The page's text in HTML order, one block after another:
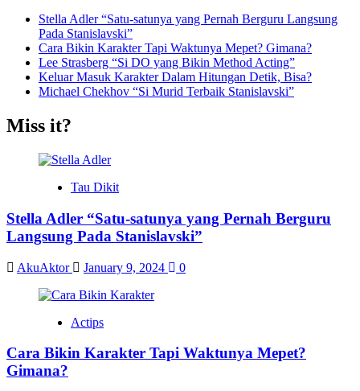
Stella Adler “Satu-satunya yang Pernah Berguru Langsung
Pada Stanislavski”
Cara Bikin Karakter Tapi Waktunya Mepet? Gimana?
Lee Strasberg “Si DO yang Bikin Method Acting”
Keluar Masuk Karakter Dalam Hitungan Detik, Bisa?
Michael Chekhov “Si Murid Terbaik Stanislavski”
Miss it?
Tau Dikit
Stella Adler “Satu-satunya yang Pernah Berguru
Langsung Pada Stanislavski”
AkuAktor January 9, 2024 0
Actips
Cara Bikin Karakter Tapi Waktunya Mepet?
Gimana?